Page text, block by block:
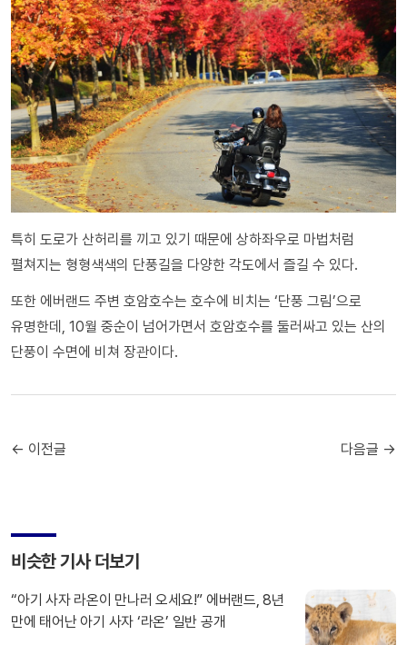
특히 도로가 산허리를 끼고 있기 때문에 상하좌우로 마법처럼
펼쳐지는 형형색색의 단풍길을 다양한 각도에서 즐길 수 있다.
또한 에버랜드 주변 호암호수는 호수에 비치는 ‘단풍 그림’으로
유명한데, 10월 중순이 넘어가면서 호암호수를 둘러싸고 있는 산의
단풍이 수면에 비쳐 장관이다.
← 이전글 다음글 →
비슷한 기사 더보기
“아기 사자 라온이 만나러 오세요!” 에버랜드, 8년
만에 태어난 아기 사자 ‘라온’ 일반 공개